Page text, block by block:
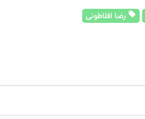
رضا افلاطونی